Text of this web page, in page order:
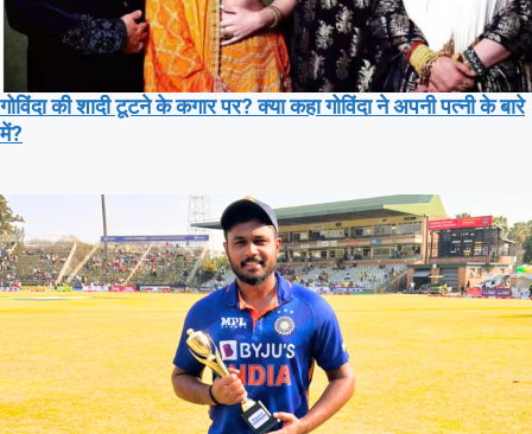
गोविंदा की शादी टूटने के कगार पर? क्या कहा गोविंदा ने अपनी पत्नी के बारे
में?